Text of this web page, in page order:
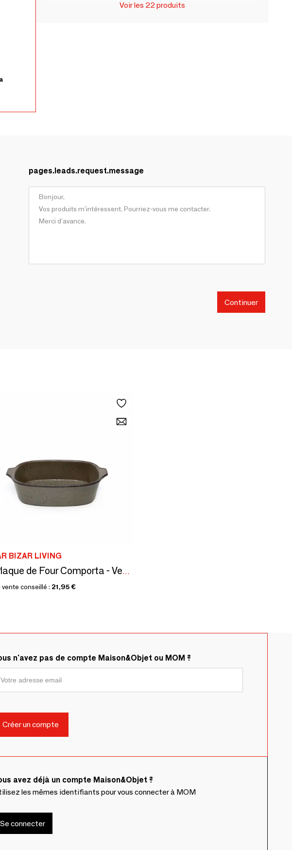
Voir les 22 produits
pages.leads.request.message
Continuer
BIZAR LIVING
La Plaque de Four Comporta - Vert - S
vente conseillé : 21,95 €
n'avez pas de compte Maison&Objet ou MOM ?
avez déjà un compte Maison&Objet ?
les mêmes identifiants pour vous connecter à MOM
Se connecter